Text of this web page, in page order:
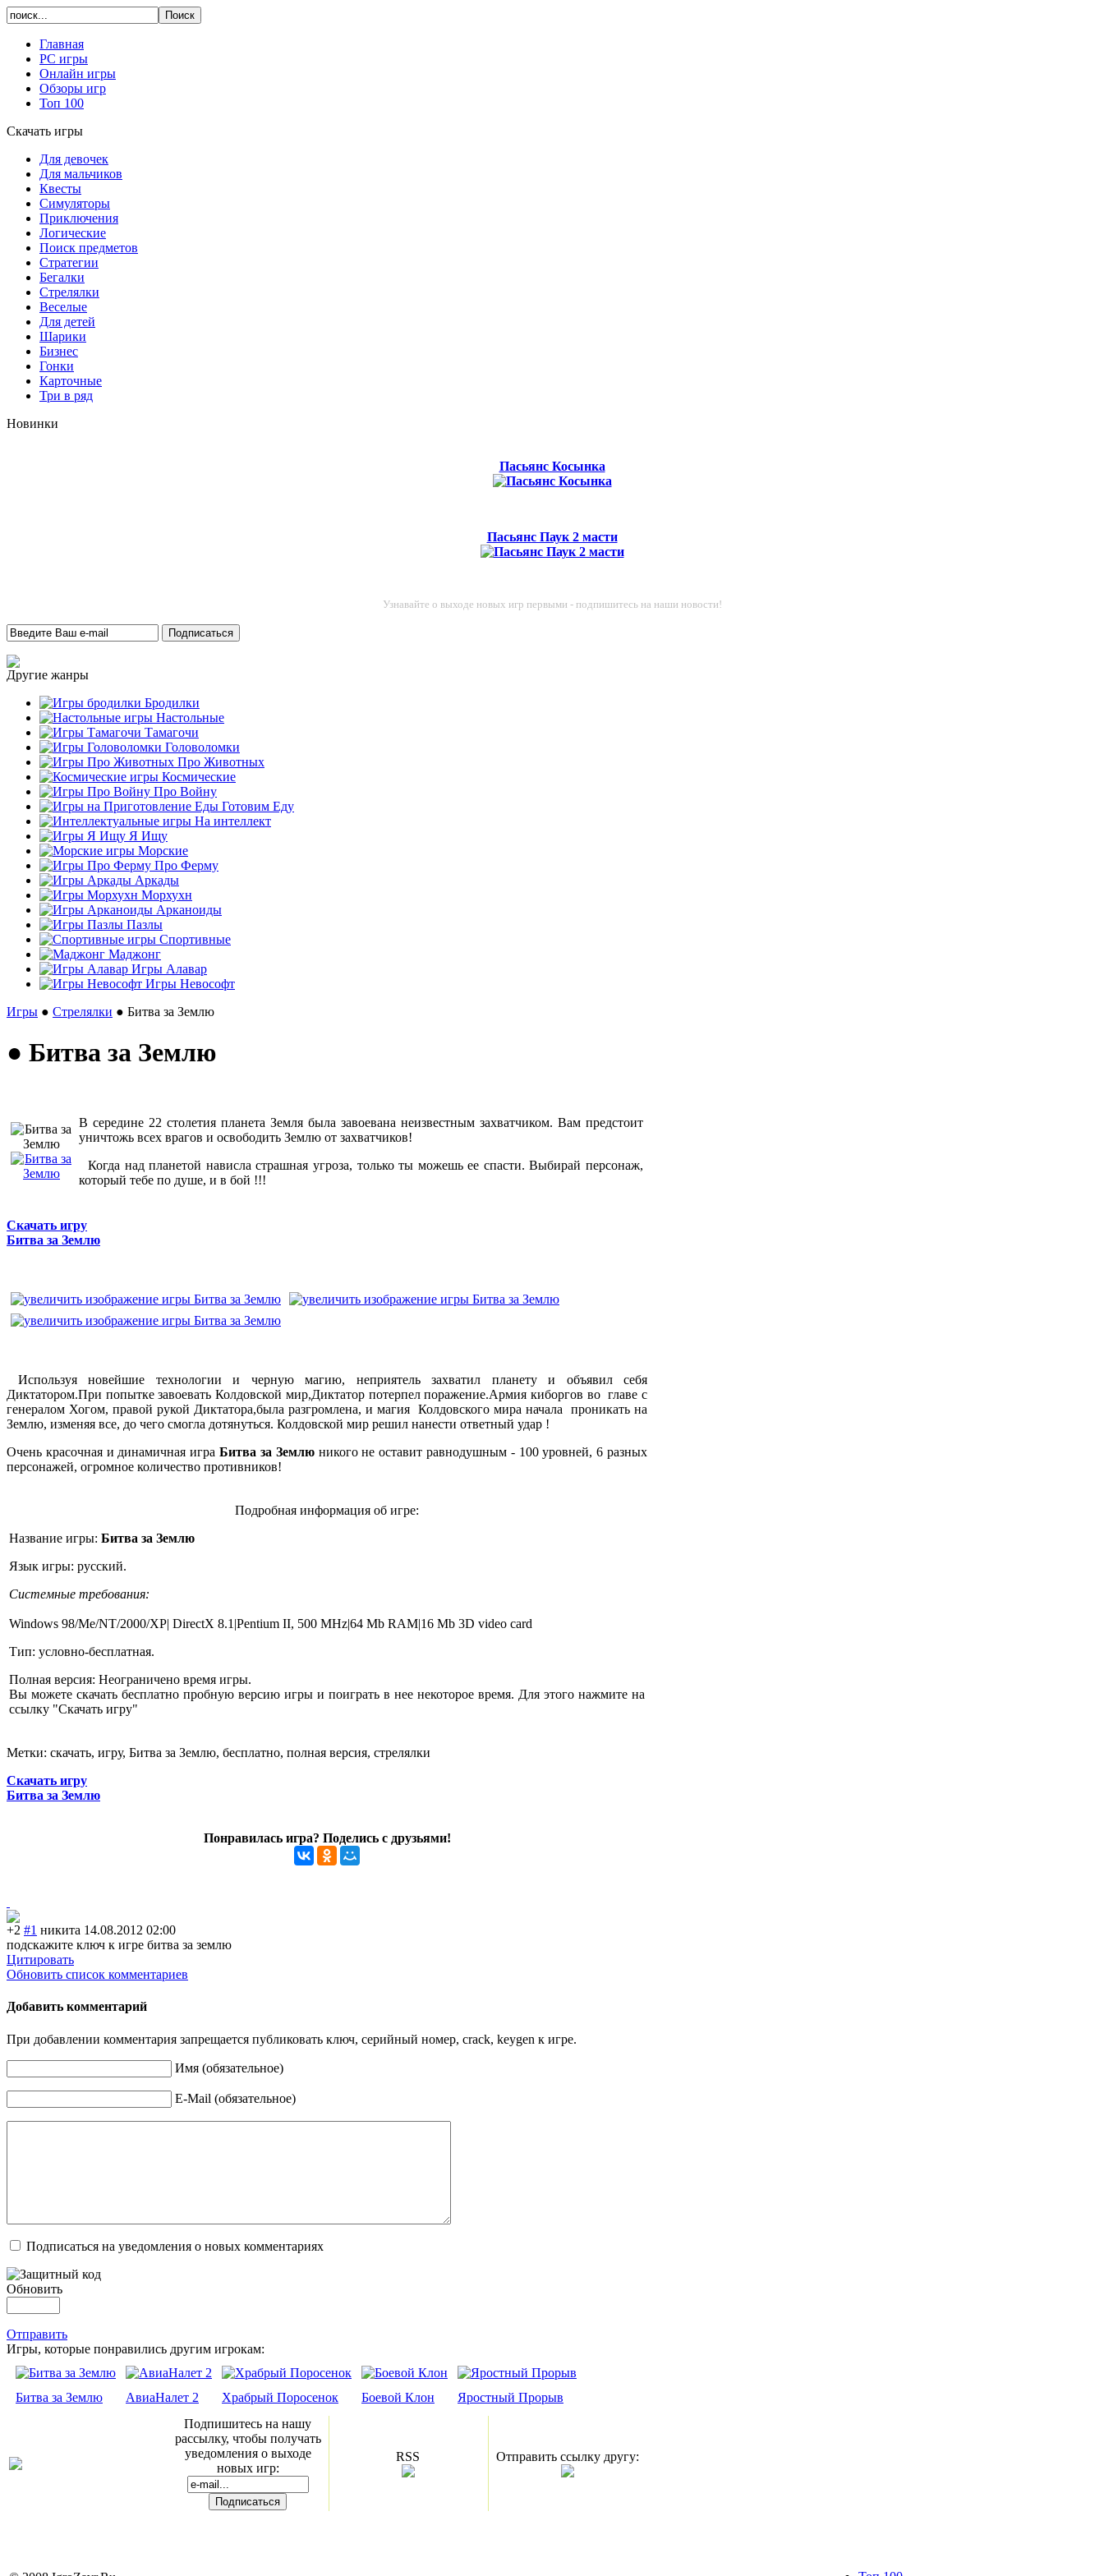
Главная
PC игры
Онлайн игры
Обзоры игр
Топ 100
Скачать игры
Для девочек
Для мальчиков
Квесты
Симуляторы
Приключения
Логические
Поиск предметов
Стратегии
Бегалки
Стрелялки
Веселые
Для детей
Шарики
Бизнес
Гонки
Карточные
Три в ряд
Новинки
Пасьянс Косынка
Пасьянс Паук 2 масти
Узнавайте о выходе новых игр первыми - подпишитесь на наши новости!
Другие жанры
Бродилки
Настольные
Тамагочи
Головоломки
Про Животных
Космические
Про Войну
Готовим Еду
На интеллект
Я Ищу
Морские
Про Ферму
Аркады
Морхухн
Арканоиды
Пазлы
Спортивные
Маджонг
Игры Алавар
Игры Невософт
Игры ● Стрелялки ● Битва за Землю
● Битва за Землю
В середине 22 столетия планета Земля была завоевана неизвестным захватчиком. Вам предстоит
уничтожь всех врагов и освободить Землю от захватчиков!
Когда над планетой нависла страшная угроза, только ты можешь ее спасти. Выбирай персонаж,
который тебе по душе, и в бой !!!
Скачать игру
Битва за Землю
Используя новейшие технологии и черную магию, неприятель захватил планету и объявил себя
Диктатором.При попытке завоевать Колдовской мир,Диктатор потерпел поражение.Армия киборгов во главе с
генералом Хогом, правой рукой Диктатора,была разгромлена, и магия Колдовского мира начала проникать на
Землю, изменяя все, до чего смогла дотянуться. Колдовской мир решил нанести ответный удар !
Очень красочная и динамичная играБитва за Землюникого не оставит равнодушным - 100 уровней, 6 разных
персонажей, огромное количество противников!
Подробная информация об игре:
Название игры: Битва за Землю
Язык игры: русский.
Системные требования:
Windows 98/Me/NT/2000/XP| DirectX 8.1|Pentium II, 500 MHz|64 Mb RAM|16 Mb 3D video card
Тип: условно-бесплатная.
Полная версия: Неограничено время игры.
Вы можете скачать бесплатно пробную версию игры и поиграть в нее некоторое время. Для этого нажмите на
ссылку "Скачать игру"
Метки: скачать, игру, Битва за Землю, бесплатно, полная версия, стрелялки
Скачать игру
Битва за Землю
Понравилась игра? Поделись с друзьями!
+2 #1 никита 14.08.2012 02:00
подскажите ключ к игре битва за землю
Цитировать
Обновить список комментариев
Добавить комментарий
При добавлении комментария запрещается публиковать ключ, серийный номер, crack, keygen к игре.
Имя (обязательное)
E-Mail (обязательное)
Подписаться на уведомления о новых комментариях
Обновить
Отправить
Игры, которые понравились другим игрокам:
Битва за Землю АвиаНалет 2 Храбрый Поросенок Боевой Клон
Яростный Прорыв
Подпишитесь на нашу
рассылку, чтобы получать
уведомления о выходе
новых игр:
RSS Отправить ссылку другу: